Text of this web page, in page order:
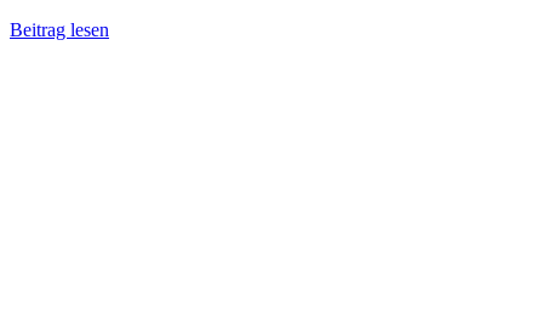
Beitrag lesen